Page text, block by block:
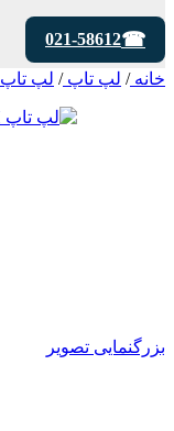
021-58612
خانه/ لپ تاپ/ لپ تاپ HP
بزرگنمایی تصویر